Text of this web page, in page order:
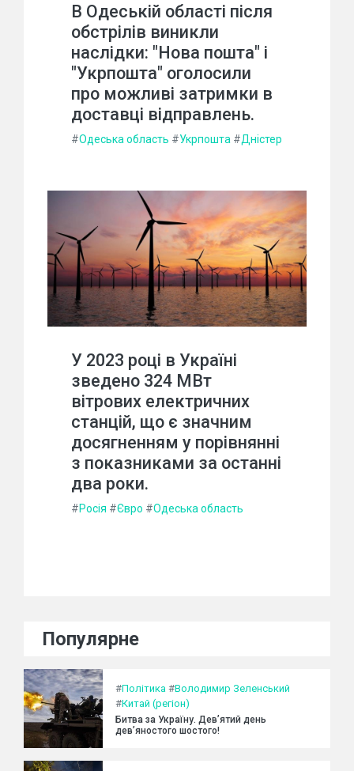
В Одеській області після
обстрілів виникли
наслідки: "Нова пошта" і
"Укрпошта" оголосили
про можливі затримки в
доставці відправлень.
#Одеська область #Укрпошта #Дністер
У 2023 році в Україні
зведено 324 МВт
вітрових електричних
станцій, що є значним
досягненням у порівнянні
з показниками за останні
два роки.
#Росія #Євро #Одеська область
Популярне
#Політика #Володимир Зеленський
#Китай (регіон)
Битва за Україну. Дев’ятий день
дев’яностого шостого!